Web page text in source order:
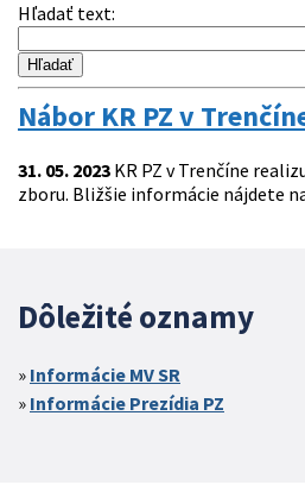
Hľadať text:
Nábor KR PZ v
31. 05. 2023 KR PZ v Trenčíne
zboru. Bližšie informácie nájdete
Dôležité oznamy
Informácie MV SR
Informácie Prezídia PZ